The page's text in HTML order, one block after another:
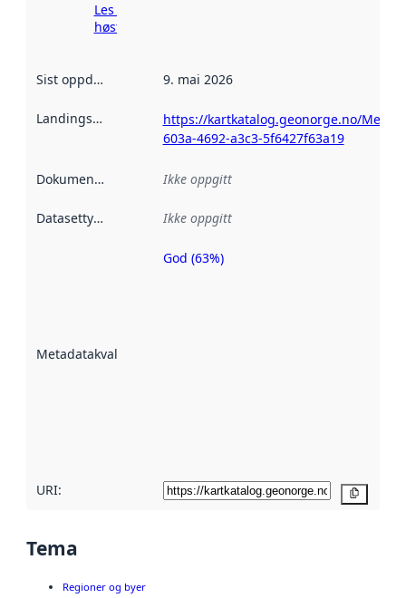
Les mer om
høsting her
Sist oppdatert 9. mai 2026
Landingsside
https://kartkatalog.geonorge.no/
603a-4692-a3c3-5f6427f63a19
Dokumentasjon Ikke oppgitt
Datasettype Ikke oppgitt
Metadatakvalitet
Metadatakvalitet
God (63%)
URI:
Tema
Regioner og byer